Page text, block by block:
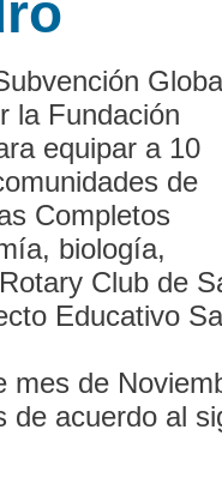
la Fundación
equipar a 10
de
Completos
biología,
Club de
Educativo
mes de
de acuerdo al